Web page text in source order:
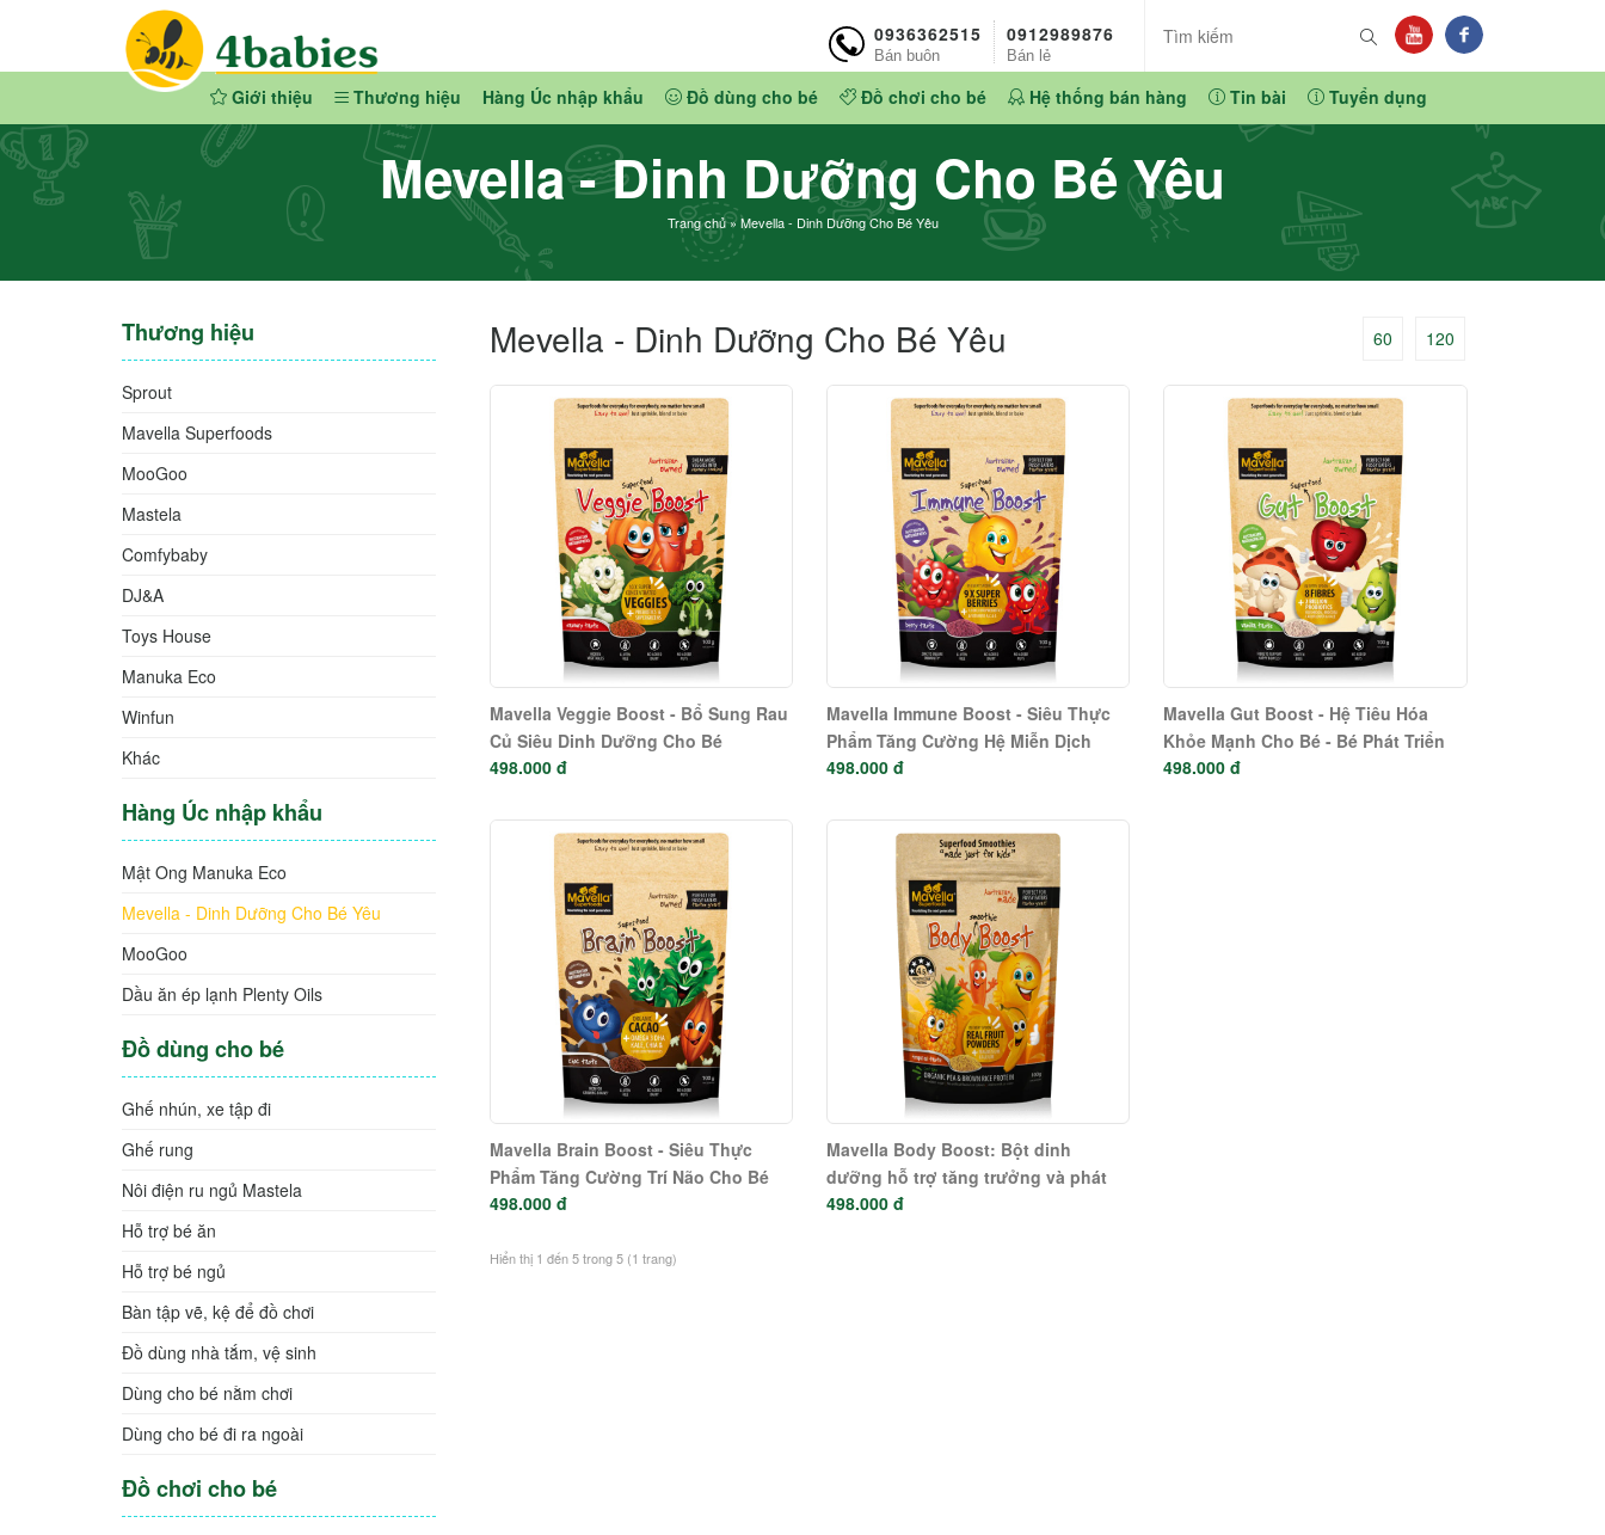
0936362515
Bán buôn
0912989876
Bán lẻ
Giới thiệu Thương hiệu Hàng Úc nhập khẩu Đồ dùng cho bé Đồ chơi cho bé Hệ thống bán hàng Tin bài Tuyển dụng
Mevella - Dinh Dưỡng Cho Bé Yêu
Trang chủ»Mevella - Dinh Dưỡng Cho Bé Yêu
Mevella - Dinh Dưỡng Cho Bé Yêu 120
60
Mavella Veggie Boost - Bổ Sung Rau
Củ Siêu Dinh Dưỡng Cho Bé
498.000 đ
Mavella Immune Boost - Siêu Thực
Phẩm Tăng Cường Hệ Miễn Dịch
Cho Bé
498.000 đ
Mavella Gut Boost - Hệ Tiêu Hóa
Khỏe Mạnh Cho Bé - Bé Phát Triển
Toàn Diện
498.000 đ
Mavella Brain Boost - Siêu Thực
Phẩm Tăng Cường Trí Não Cho Bé
498.000 đ
Mavella Body Boost: Bột dinh
dưỡng hỗ trợ tăng trưởng và phát
triển cho bé từ thực vật hữu cơ -
498.000 đ
Hiển thị 1 đến 5 trong 5 (1 trang)
Thương hiệu
Sprout
Mavella Superfoods
MooGoo
Mastela
Comfybaby
DJ&A
Toys House
Manuka Eco
Winfun
Khác
Hàng Úc nhập khẩu
Mật Ong Manuka Eco
Mevella - Dinh Dưỡng Cho Bé Yêu
MooGoo
Dầu ăn ép lạnh Plenty Oils
Đồ dùng cho bé
Ghế nhún, xe tập đi
Ghế rung
Nôi điện ru ngủ Mastela
Hỗ trợ bé ăn
Hỗ trợ bé ngủ
Bàn tập vẽ, kệ để đồ chơi
Đồ dùng nhà tắm, vệ sinh
Dùng cho bé nằm chơi
Dùng cho bé đi ra ngoài
Đồ chơi cho bé